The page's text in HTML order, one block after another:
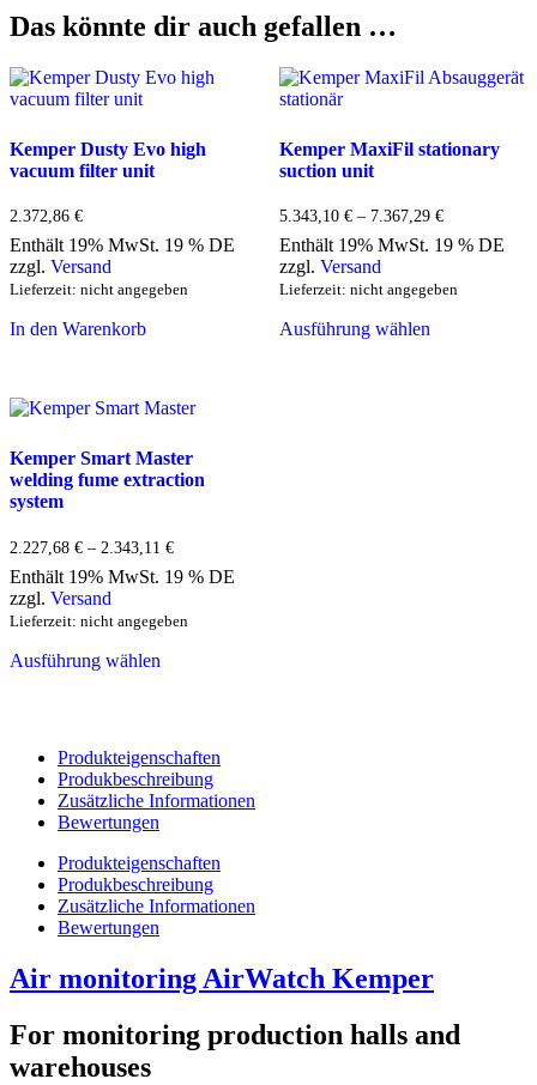
Das könnte dir auch gefallen …
Kemper Dusty Evo high
vacuum filter unit
2.372,86 €
Enthält 19% MwSt. 19 % DE
zzgl. Versand
Lieferzeit: nicht angegeben
In den Warenkorb
Kemper MaxiFil stationary
suction unit
5.343,10 € – 7.367,29 €Preisspanne:
5.343,10 €
bis
Enthält 19% MwSt. 19 % DE
zzgl. Versand
Lieferzeit: nicht angegeben
Ausführung wählen
Kemper Smart Master
welding fume extraction
system
2.227,68 € – 2.343,11 €
2.227,68 €
bis
Enthält 19% MwSt. 19 % DE
zzgl. Versand
Lieferzeit: nicht angegeben
Ausführung wählen
mehrere
Varianten
Optionen
können
Produktseite
gewählt
Produkteigenschaften
Produkbeschreibung
Zusätzliche Informationen
Bewertungen
Produkteigenschaften
Produkbeschreibung
Zusätzliche Informationen
Bewertungen
Air monitoring AirWatch Kemper
For monitoring production halls and
warehouses